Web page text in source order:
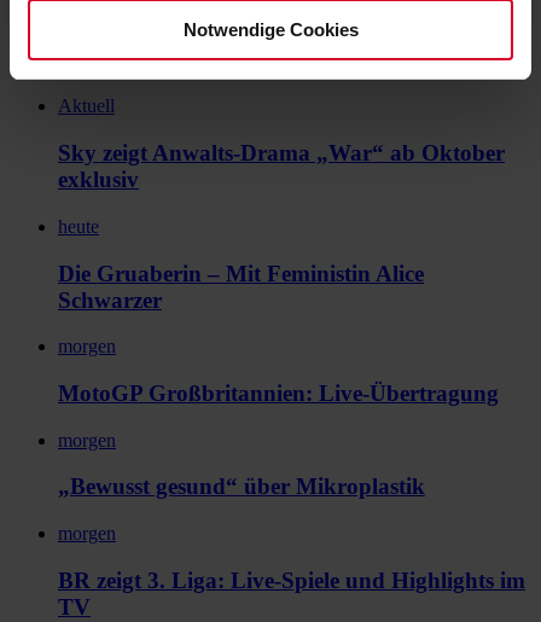
Notwendige Cookies
Broder über AfD in Ostdeutschland exklusiv
bei ServusTV On
Aktuell
Sky zeigt Anwalts-Drama „War“ ab Oktober
exklusiv
heute
Die Gruaberin – Mit Feministin Alice
Schwarzer
morgen
MotoGP Großbritannien: Live-Übertragung
morgen
„Bewusst gesund“ über Mikroplastik
morgen
BR zeigt 3. Liga: Live-Spiele und Highlights im
TV